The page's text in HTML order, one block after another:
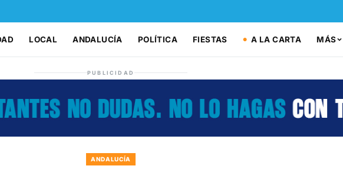
LOCAL ANDALUCÍA POLÍTICA FIESTAS A LA CARTA MÁS
PUBLICIDAD
ANDALUCÍA